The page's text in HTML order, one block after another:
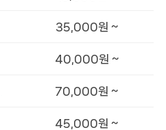
35,000원 ~
40,000원 ~
70,000원 ~
45,000원 ~